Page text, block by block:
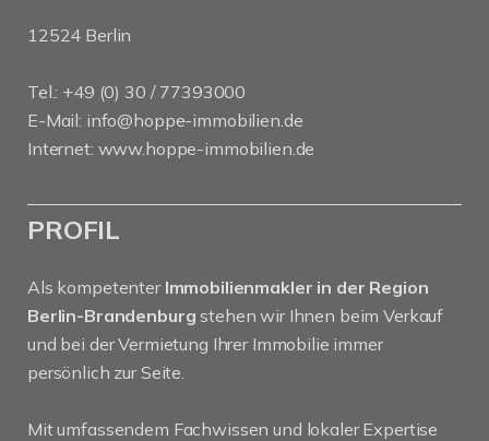
12524 Berlin
Tel.: +49 (0) 30 / 77393000
E-Mail: info@hoppe-immobilien.de
Internet: www.hoppe-immobilien.de
PROFIL
Als kompetenter Immobilienmakler in der Region
Berlin-Brandenburg stehen wir Ihnen beim Verkauf
und bei der Vermietung Ihrer Immobilie immer
persönlich zur Seite.
Mit umfassendem Fachwissen und lokaler Expertise